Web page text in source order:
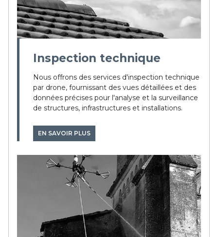
Inspection technique
Nous offrons des services d'inspection technique
par drone, fournissant des vues détaillées et des
données précises pour l'analyse et la surveillance
de structures, infrastructures et installations.
EN SAVOIR PLUS